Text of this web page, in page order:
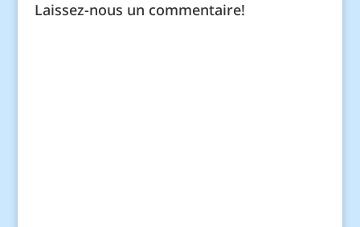
Laissez-nous un commentaire!